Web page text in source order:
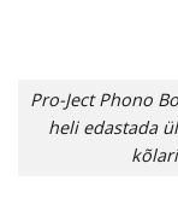
Pro-Ject Phono
heli edastada